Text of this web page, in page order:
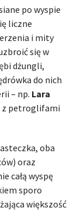
po wyspie
liczne
i mity
się w
dżungli,
do nich
– np. Lara
z petroglifami
oba
oraz
całą wyspę
sporo
większość